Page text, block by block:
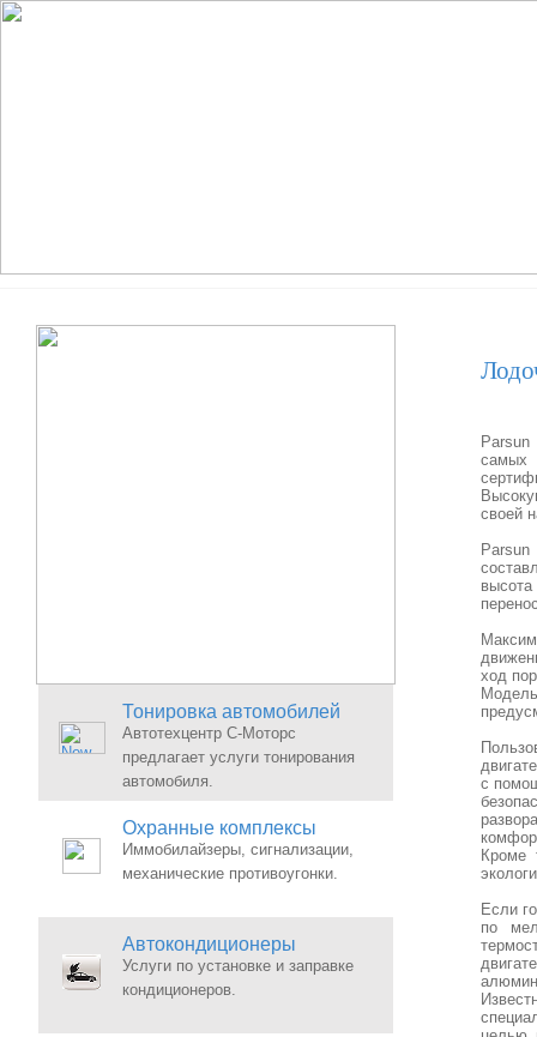
Тонировка автомобилей
Автотехцентр С-Моторс
предлагает услуги тонирования
автомобиля.
Охранные комплексы
Иммобилайзеры, сигнализации,
механические противоугонки.
Автокондиционеры
Услуги по установке и заправке
кондиционеров.
самых
своей
ход
с
Кроме
Если
по